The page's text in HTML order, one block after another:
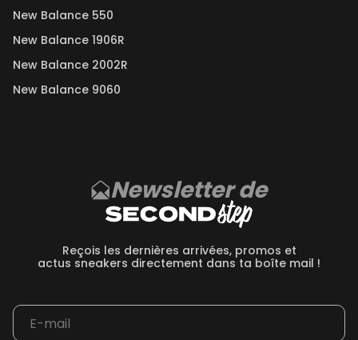
New Balance 550
New Balance 1906R
New Balance 2002R
New Balance 9060
Newsletter de
Reçois les dernières arrivées, promos et
actus sneakers directement dans ta boîte mail !